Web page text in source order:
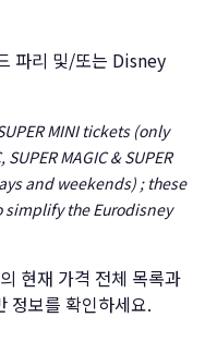
파리 및/또는 Disney
MINI tickets (only
MAGIC & SUPER
and weekends) ; these
the Eurodisney
현재 가격 전체 목록과
정보를 확인하세요.